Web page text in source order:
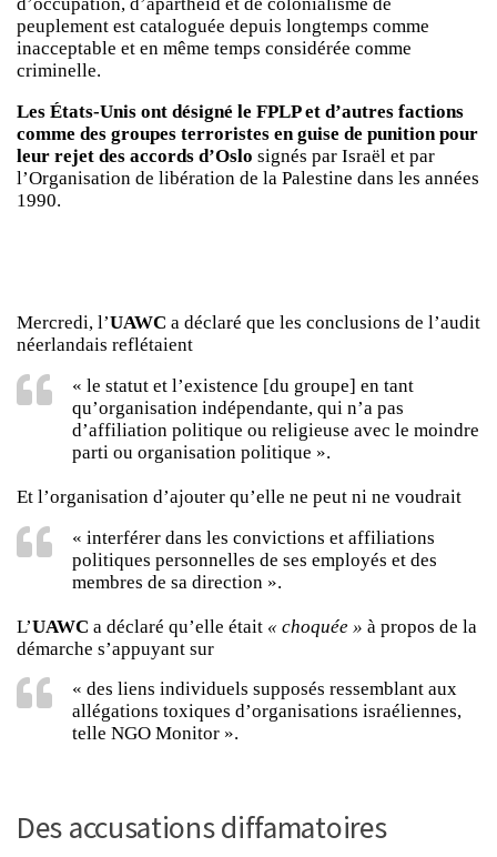
peuplement est cataloguée depuis longtemps comme
inacceptable et en même temps considérée comme
criminelle.
Les États-Unis ont désigné le FPLP et d’autres factions
comme des groupes terroristes en guise de punition pour
leur rejet des accords d’Oslo signés par Israël et par
l’Organisation de libération de la Palestine dans les années
1990.
Mercredi, l’UAWC a déclaré que les conclusions de l’audit
néerlandais reflétaient
« le statut et l’existence [du groupe] en tant
qu’organisation indépendante, qui n’a pas
d’affiliation politique ou religieuse avec le moindre
parti ou organisation politique ».
Et l’organisation d’ajouter qu’elle ne peut ni ne voudrait
« interférer dans les convictions et affiliations
politiques personnelles de ses employés et des
membres de sa direction ».
L’UAWC a déclaré qu’elle était « choquée » à propos de la
démarche s’appuyant sur
« des liens individuels supposés ressemblant aux
allégations toxiques d’organisations israéliennes,
telle NGO Monitor ».
Des accusations diffamatoires